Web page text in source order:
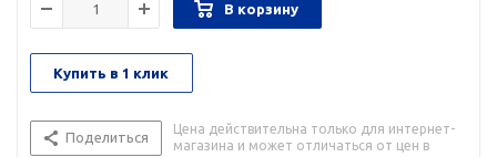
В корзину
Купить в 1 клик
Поделиться
Цена действительна только для интернет-
магазина и может отличаться от цен в